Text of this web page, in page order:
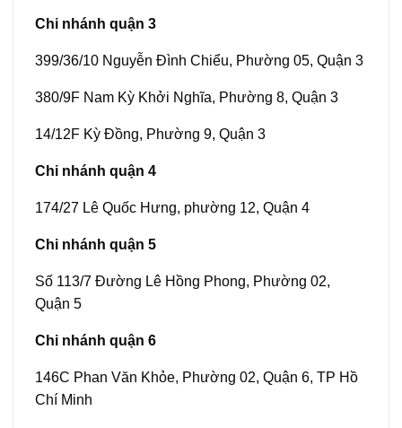
Chi nhánh quận 3
399/36/10 Nguyễn Đình Chiểu, Phường 05, Quận 3
380/9F Nam Kỳ Khởi Nghĩa, Phường 8, Quận 3
14/12F Kỳ Đồng, Phường 9, Quận 3
Chi nhánh quận 4
174/27 Lê Quốc Hưng, phường 12, Quận 4
Chi nhánh quận 5
Số 113/7 Đường Lê Hồng Phong, Phường 02,
Quận 5
Chi nhánh quận 6
146C Phan Văn Khỏe, Phường 02, Quận 6, TP Hồ
Chí Minh